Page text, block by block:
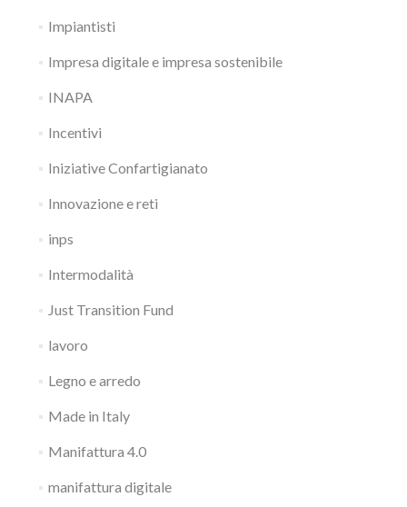
Impiantisti
Impresa digitale e impresa sostenibile
INAPA
Incentivi
Iniziative Confartigianato
Innovazione e reti
inps
Intermodalità
Just Transition Fund
lavoro
Legno e arredo
Made in Italy
Manifattura 4.0
manifattura digitale